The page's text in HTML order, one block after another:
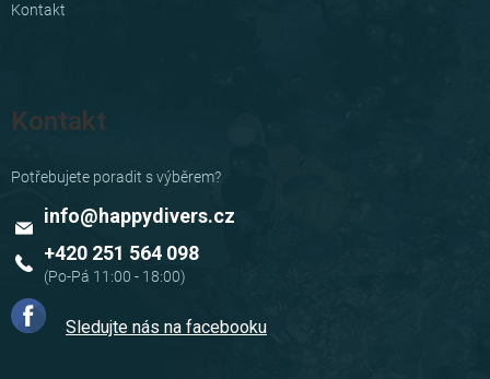
Kontakt
Kontakt
info@happydivers.cz
+420 251 564 098
Sledujte nás na facebooku